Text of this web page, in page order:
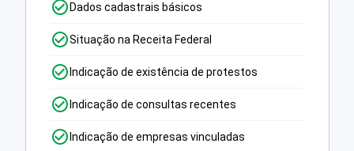
Dados cadastrais básicos
Situação na Receita Federal
Indicação de existência de protestos
Indicação de consultas recentes
Indicação de empresas vinculadas